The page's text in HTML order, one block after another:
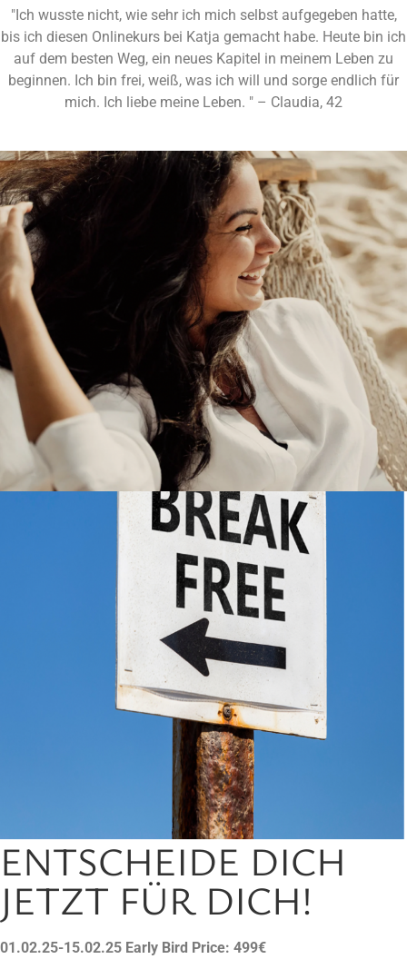
"Ich wusste nicht, wie sehr ich mich selbst aufgegeben hatte,
bis ich diesen Onlinekurs bei Katja gemacht habe. Heute bin ich
auf dem besten Weg, ein neues Kapitel in meinem Leben zu
beginnen. Ich bin frei, weiß, was ich will und sorge endlich für
mich. Ich liebe meine Leben. " – Claudia, 42
BEREIT DICH ZU
BEFREIEN?
Melde dich jetzt für BREAK FREEan und starte deine Reise in
ein freies, erfülltes Leben.
Nutze den ersten Schritt zur Befreiung und melde dich noch
heute an!
ENTSCHEIDE DICH
JETZT FÜR DICH!
01.02.25-15.02.25 Early Bird Price: 499€